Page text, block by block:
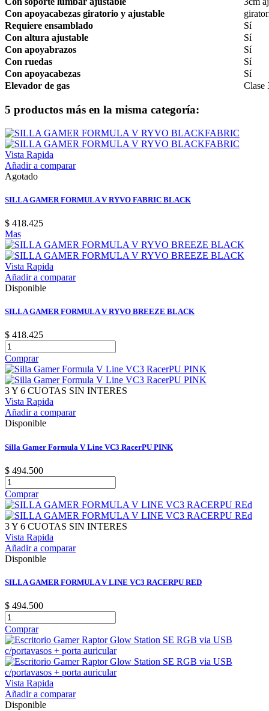
Con apoyacabezas giratorio y ajustable
Requiere ensamblado
Sí
Con altura ajustable
Sí
Con apoyabrazos
Sí
Con ruedas
Sí
Con apoyacabezas
Sí
Elevador de gas
Clase
5 productos más en la misma categoría:
Vista Rapida
Añadir a comparar
Agotado
SILLA GAMER FORMULA V RYVO FABRIC BLACK
$ 418.425
Mas
Vista Rapida
Añadir a comparar
Disponible
SILLA GAMER FORMULA V RYVO BREEZE BLACK
$ 418.425
Comprar
3 Y 6 CUOTAS SIN INTERES
Vista Rapida
Añadir a comparar
Disponible
Silla Gamer Formula V Line VC3 RacerPU PINK
$ 494.500
Comprar
3 Y 6 CUOTAS SIN INTERES
Vista Rapida
Añadir a comparar
Disponible
SILLA GAMER FORMULA V LINE VC3 RACERPU RED
$ 494.500
Comprar
Vista Rapida
Añadir a comparar
Disponible